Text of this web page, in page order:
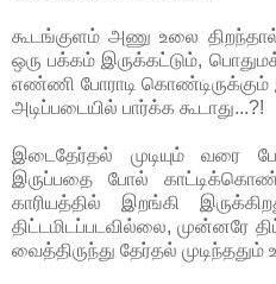
கூடங்குளம் அணு உலை
ஒரு பக்கம் இருக்கட்டும்,
எண்ணி போராடி
அடிப்படையில் பார்க்க கூடாது...?!
இடைதேர்தல் முடியும் வரை
இருப்பதை போல்
காரியத்தில் இறங்கி
திட்டமிடப்படவில்லை, முன்னரே
வைத்திருந்து தேர்தல்